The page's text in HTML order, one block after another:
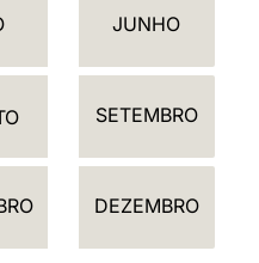
JUNHO
SETEMBRO
DEZEMBRO